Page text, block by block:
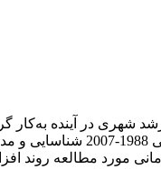
در آینده به‌کار
ماهواره­ای سال‏های 1988، 1998 و 2007 جهت تهیة نقشه­های
مورد مطالعه روند